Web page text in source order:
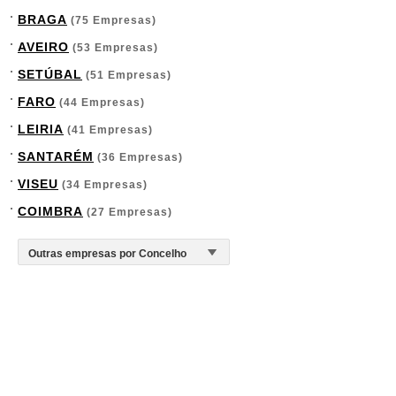
BRAGA (75 Empresas)
AVEIRO (53 Empresas)
SETÚBAL (51 Empresas)
FARO (44 Empresas)
LEIRIA (41 Empresas)
SANTARÉM (36 Empresas)
VISEU (34 Empresas)
COIMBRA (27 Empresas)